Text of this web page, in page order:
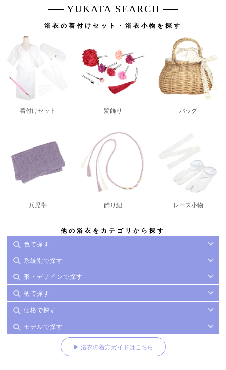
YUKATA SEARCH
浴衣の着付けセット・浴衣小物を探す
着付けセット 髪飾り バッグ
兵児帯 飾り紐 レース小物
他の浴衣をカテゴリから探す
色で探す
系統別で探す
形・デザインで探す
柄で探す
価格で探す
モデルで探す
▶ 浴衣の着方ガイドはこちら